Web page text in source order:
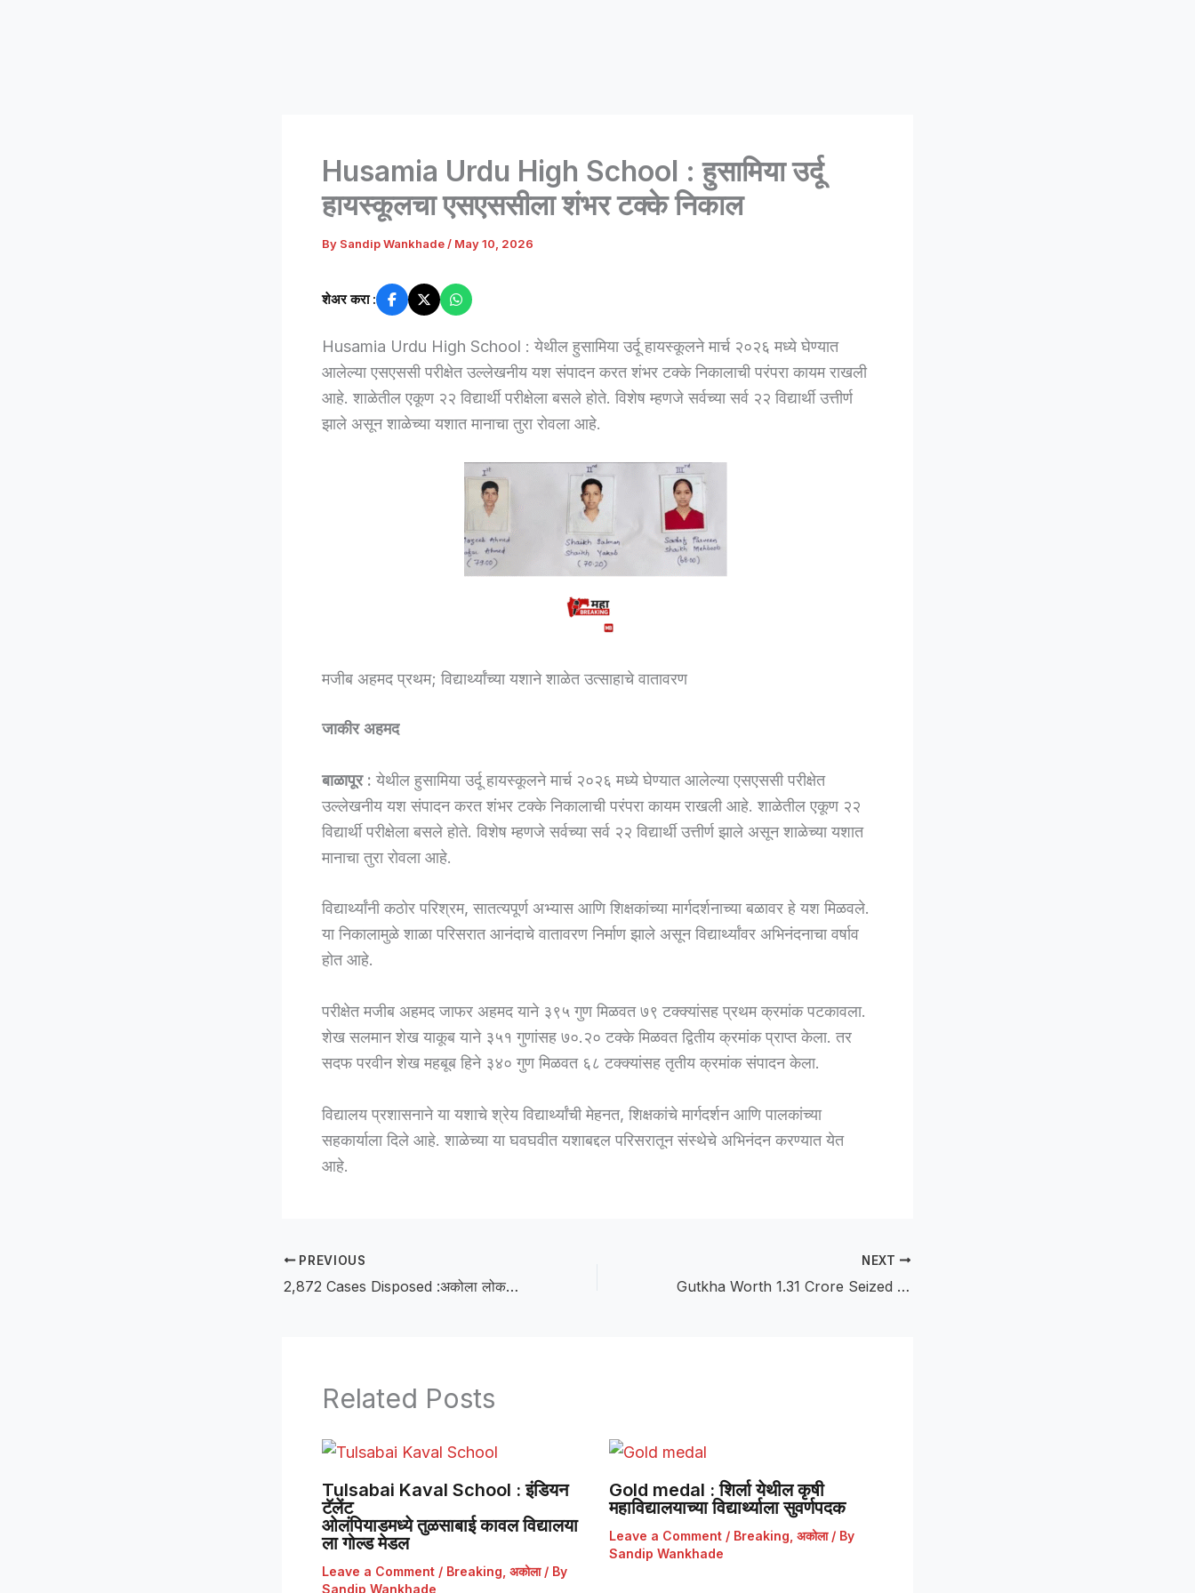
Husamia Urdu High School : हुसामिया उर्दू
हायस्कूलचा एसएससीला शंभर टक्के निकाल
By Sandip Wankhade / May 10, 2026
शेअर करा :
Husamia Urdu High School : येथील हुसामिया उर्दू हायस्कूलने मार्च २०२६ मध्ये घेण्यात
आलेल्या एसएससी परीक्षेत उल्लेखनीय यश संपादन करत शंभर टक्के निकालाची परंपरा कायम राखली
आहे. शाळेतील एकूण २२ विद्यार्थी परीक्षेला बसले होते. विशेष म्हणजे सर्वच्या सर्व २२ विद्यार्थी उत्तीर्ण
झाले असून शाळेच्या यशात मानाचा तुरा रोवला आहे.
मजीब अहमद प्रथम; विद्यार्थ्यांच्या यशाने शाळेत उत्साहाचे वातावरण
जाकीर अहमद
बाळापूर : येथील हुसामिया उर्दू हायस्कूलने मार्च २०२६ मध्ये घेण्यात आलेल्या एसएससी परीक्षेत
उल्लेखनीय यश संपादन करत शंभर टक्के निकालाची परंपरा कायम राखली आहे. शाळेतील एकूण २२
विद्यार्थी परीक्षेला बसले होते. विशेष म्हणजे सर्वच्या सर्व २२ विद्यार्थी उत्तीर्ण झाले असून शाळेच्या यशात
मानाचा तुरा रोवला आहे.
विद्यार्थ्यांनी कठोर परिश्रम, सातत्यपूर्ण अभ्यास आणि शिक्षकांच्या मार्गदर्शनाच्या बळावर हे यश मिळवले.
या निकालामुळे शाळा परिसरात आनंदाचे वातावरण निर्माण झाले असून विद्यार्थ्यांवर अभिनंदनाचा वर्षाव
होत आहे.
परीक्षेत मजीब अहमद जाफर अहमद याने ३९५ गुण मिळवत ७९ टक्क्यांसह प्रथम क्रमांक पटकावला.
शेख सलमान शेख याकूब याने ३५१ गुणांसह ७०.२० टक्के मिळवत द्वितीय क्रमांक प्राप्त केला. तर
सदफ परवीन शेख महबूब हिने ३४० गुण मिळवत ६८ टक्क्यांसह तृतीय क्रमांक संपादन केला.
विद्यालय प्रशासनाने या यशाचे श्रेय विद्यार्थ्यांची मेहनत, शिक्षकांचे मार्गदर्शन आणि पालकांच्या
सहकार्याला दिले आहे. शाळेच्या या घवघवीत यशाबद्दल परिसरातून संस्थेचे अभिनंदन करण्यात येत
आहे.
PREVIOUS
2,872 Cases Disposed :अकोला लोकन्यायालयात २ हजार ८७२ प्रकरणांचा निपटारा; ९.३७ कोटींची तडजोड!
NEXT
Gutkha Worth 1.31 Crore Seized : समृद्धी महामार्गावर १.३१ कोटींचा गुटखा जप्त; महामार्ग पोलिसांची मोठी कारवाई
Related Posts
Tulsabai Kaval School : इंडियन
टॅलेंट
ओलंपियाडमध्ये तुळसाबाई कावल विद्यालया
ला गोल्ड मेडल
Leave a Comment / Breaking अकोला/ By
Sandip Wankhade
Gold medal : शिर्ला येथील कृषी
महाविद्यालयाच्या विद्यार्थ्याला सुवर्णपदक
Leave a Comment / Breaking अकोला/ By
Sandip Wankhade